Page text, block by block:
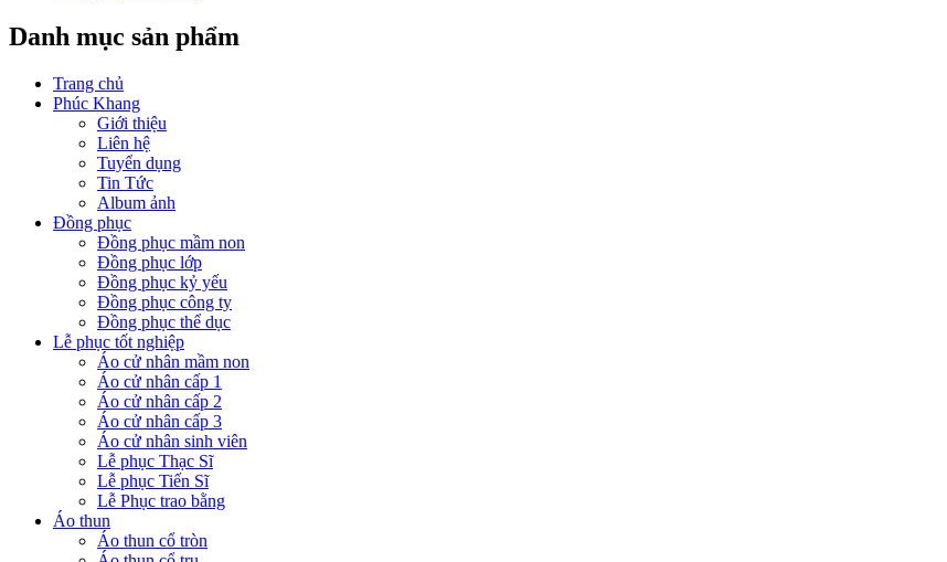
Danh mục sản phẩm
Trang chủ
Phúc Khang
Giới thiệu
Liên hệ
Tuyển dụng
Tin Tức
Album ảnh
Đồng phục
Đồng phục mầm non
Đồng phục lớp
Đồng phục kỷ yếu
Đồng phục công ty
Đồng phục thể dục
Lễ phục tốt nghiệp
Áo cử nhân mầm non
Áo cử nhân cấp 1
Áo cử nhân cấp 2
Áo cử nhân cấp 3
Áo cử nhân sinh viên
Lễ phục Thạc Sĩ
Lễ phục Tiến Sĩ
Lễ Phục trao bằng
Áo thun
Áo thun cổ tròn